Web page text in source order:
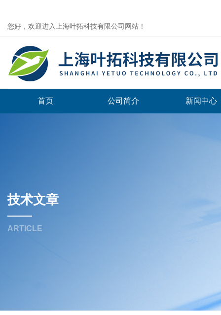
您好，欢迎进入上海叶拓科技有限公司网站！
首页 公司简介 新闻中心
技术文章
ARTICLE